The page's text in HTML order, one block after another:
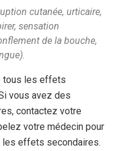
cutanée, urticaire,
sensation
de la bouche,
tous les effets
vous avez des
contactez votre
votre médecin pour
effets secondaires.